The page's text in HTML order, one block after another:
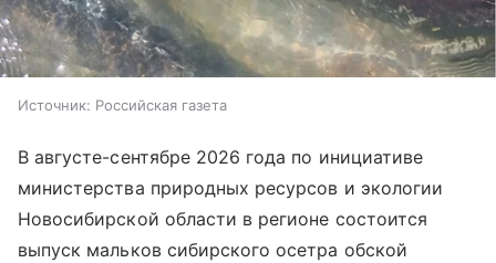
Источник: Российская газета
В августе-сентябре 2026 года по инициативе
министерства природных ресурсов и экологии
Новосибирской области в регионе состоится
выпуск мальков сибирского осетра обской